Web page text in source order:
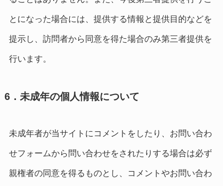
とになった場合には、提供する情報と提供目的などを
提示し、訪問者から同意を得た場合のみ第三者提供を
行います。
6．未成年の個人情報について
未成年者が当サイトにコメントをしたり、お問い合わ
せフォームから問い合わせをされたりする場合は必ず
親権者の同意を得るものとし、コメントやお問い合わ